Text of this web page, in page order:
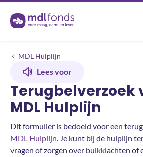
Terug naar de homepage
Contact
MDL Hulplijn
Terugbelverzoek
Lees voor
Terugbelverzoek
MDL Hulplijn
Dit formulier is bedoeld voor een
MDL Hulplijn. Je kunt bij de hulplijn
vragen of zorgen over buikklachten of